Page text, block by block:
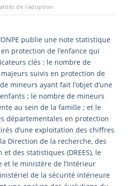
de l'adoption
publie une note statistique
protection de l’enfance qui
clés : le nombre de
suivis en protection de
mineurs ayant fait l’objet d’une
; le nombre de mineurs
au sein de la famille ; et le
départementales en protection
d’une exploitation des chiffres
Direction de la recherche, des
et des statistiques (DREES), le
et le ministère de l’Intérieur
de la sécurité intérieure